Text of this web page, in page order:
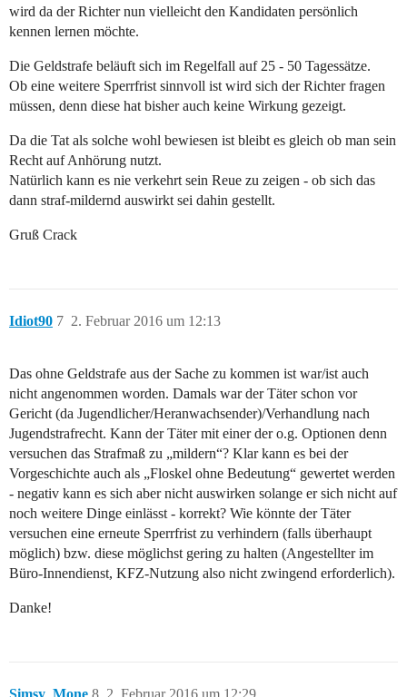
wird da der Richter nun vielleicht den Kandidaten persönlich
kennen lernen möchte.
Die Geldstrafe beläuft sich im Regelfall auf 25 - 50 Tagessätze.
Ob eine weitere Sperrfrist sinnvoll ist wird sich der Richter fragen
müssen, denn diese hat bisher auch keine Wirkung gezeigt.
Da die Tat als solche wohl bewiesen ist bleibt es gleich ob man sein
Recht auf Anhörung nutzt.
Natürlich kann es nie verkehrt sein Reue zu zeigen - ob sich das
dann straf-mildernd auswirkt sei dahin gestellt.
Gruß Crack
Idiot90 2. Februar 2016 um 12:13
7
Das ohne Geldstrafe aus der Sache zu kommen ist war/ist auch
nicht angenommen worden. Damals war der Täter schon vor
Gericht (da Jugendlicher/Heranwachsender)/Verhandlung nach
Jugendstrafrecht. Kann der Täter mit einer der o.g. Optionen denn
versuchen das Strafmaß zu „mildern“? Klar kann es bei der
Vorgeschichte auch als „Floskel ohne Bedeutung“ gewertet werden
- negativ kann es sich aber nicht auswirken solange er sich nicht auf
noch weitere Dinge einlässt - korrekt? Wie könnte der Täter
versuchen eine erneute Sperrfrist zu verhindern (falls überhaupt
möglich) bzw. diese möglichst gering zu halten (Angestellter im
Büro-Innendienst, KFZ-Nutzung also nicht zwingend erforderlich).
Danke!
Simsy_Mone 2. Februar 2016 um 12:29
8